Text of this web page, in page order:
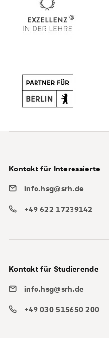
Kontakt für Interessierte
info.hsg@srh.de
+49 622 17239142
Kontakt für Studierende
info.hsg@srh.de
+49 030 515650 200